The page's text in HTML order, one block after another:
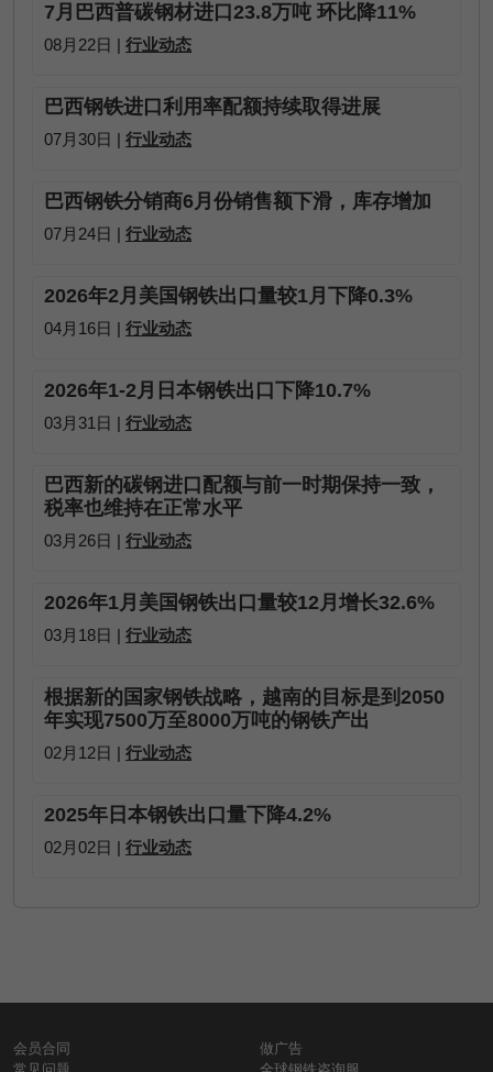
7月巴西普碳钢材进口23.8万吨 环比降11%
08月22日 | 行业动态
巴西钢铁进口利用率配额持续取得进展
07月30日 | 行业动态
巴西钢铁分销商6月份销售额下滑，库存增加
07月24日 | 行业动态
2026年2月美国钢铁出口量较1月下降0.3%
04月16日 | 行业动态
2026年1-2月日本钢铁出口下降10.7%
03月31日 | 行业动态
巴西新的碳钢进口配额与前一时期保持一致，
税率也维持在正常水平
03月26日 | 行业动态
2026年1月美国钢铁出口量较12月增长32.6%
03月18日 | 行业动态
根据新的国家钢铁战略，越南的目标是到2050
年实现7500万至8000万吨的钢铁产出
02月12日 | 行业动态
2025年日本钢铁出口量下降4.2%
02月02日 | 行业动态
会员合同
做广告